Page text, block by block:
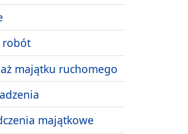
robót
majątku ruchomego
majątkowe